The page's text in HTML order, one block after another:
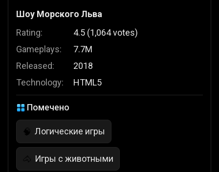
Шоу Морского Льва
Rating:
Gameplays:
Released:
Technology:
4.5 (1,064votes)
7.7M
2018
HTML5
Помечено
🧠 Логические игры
🐴 Игры с животными